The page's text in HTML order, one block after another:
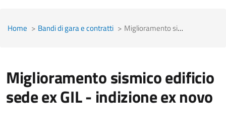
Home Bandi di gara e contratti Miglioramento sismico edificio sede ex GIL - indizione ex novo
Miglioramento sismico edificio
sede ex GIL - indizione ex novo